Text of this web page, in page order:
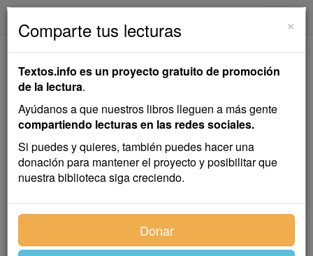
Zurita
Leopoldo Alas "Clarín"
Cuento
×
Comparte tus lecturas
Textos.info es un proyecto gratuito de promoción
de la lectura.
Ayúdanos a que nuestros libros lleguen a más gente
compartiendo lecturas en las redes sociales.
Si puedes y quieres, también puedes hacer una
donación para mantener el proyecto y posibilitar que
nuestra biblioteca siga creciendo.
Donar